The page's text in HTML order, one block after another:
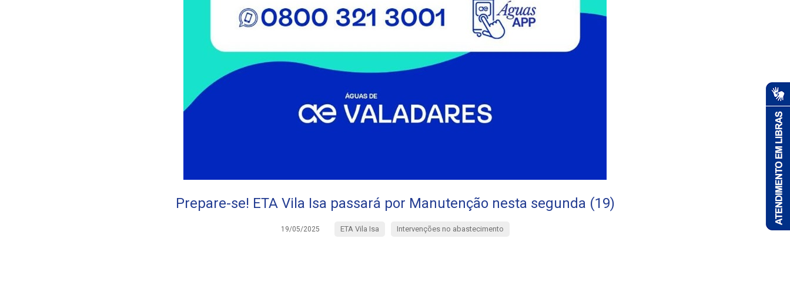
Prepare-se! ETA Vila Isa passará por Manutenção nesta segunda (19)
19/05/2025 ETA Vila Isa Intervenções no abastecimento